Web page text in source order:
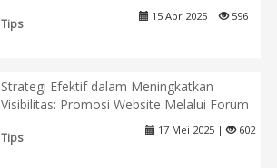
Tips
15 Apr 2025 | 596
Strategi Efektif dalam Meningkatkan
Visibilitas: Promosi Website Melalui Forum
Tips
17 Mei 2025 | 602